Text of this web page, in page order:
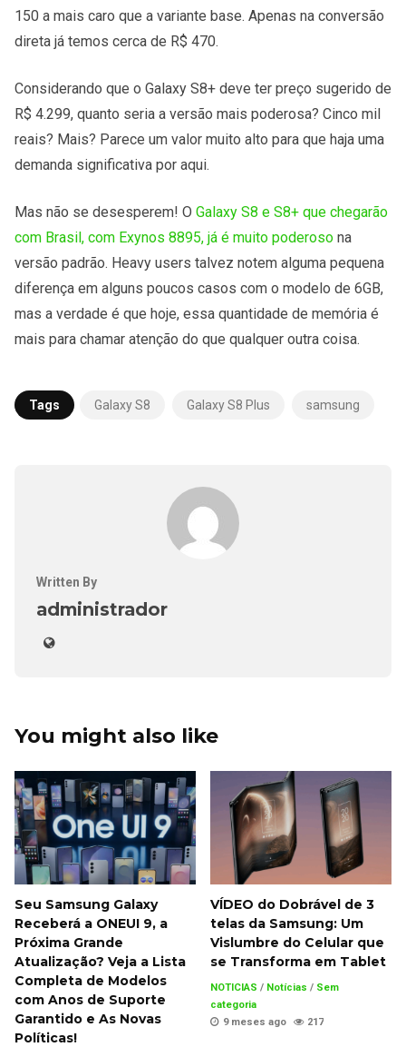
150 a mais caro que a variante base. Apenas na conversão
direta já temos cerca de R$ 470.
Considerando que o Galaxy S8+ deve ter preço sugerido de
R$ 4.299, quanto seria a versão mais poderosa? Cinco mil
reais? Mais? Parece um valor muito alto para que haja uma
demanda significativa por aqui.
Mas não se desesperem! O Galaxy S8 e S8+ que chegarão
com Brasil, com Exynos 8895, já é muito poderoso na
versão padrão. Heavy users talvez notem alguma pequena
diferença em alguns poucos casos com o modelo de 6GB,
mas a verdade é que hoje, essa quantidade de memória é
mais para chamar atenção do que qualquer outra coisa.
Tags Galaxy S8 Galaxy S8 Plus samsung
Written By
administrador
You might also like
Seu Samsung Galaxy
Receberá a ONEUI 9, a
Próxima Grande
Atualização? Veja a Lista
Completa de Modelos
com Anos de Suporte
Garantido e As Novas
Políticas!
VÍDEO do Dobrável de 3
telas da Samsung: Um
Vislumbre do Celular que
se Transforma em Tablet
NOTICIAS / Notícias / Sem
categoria
9 meses ago
217